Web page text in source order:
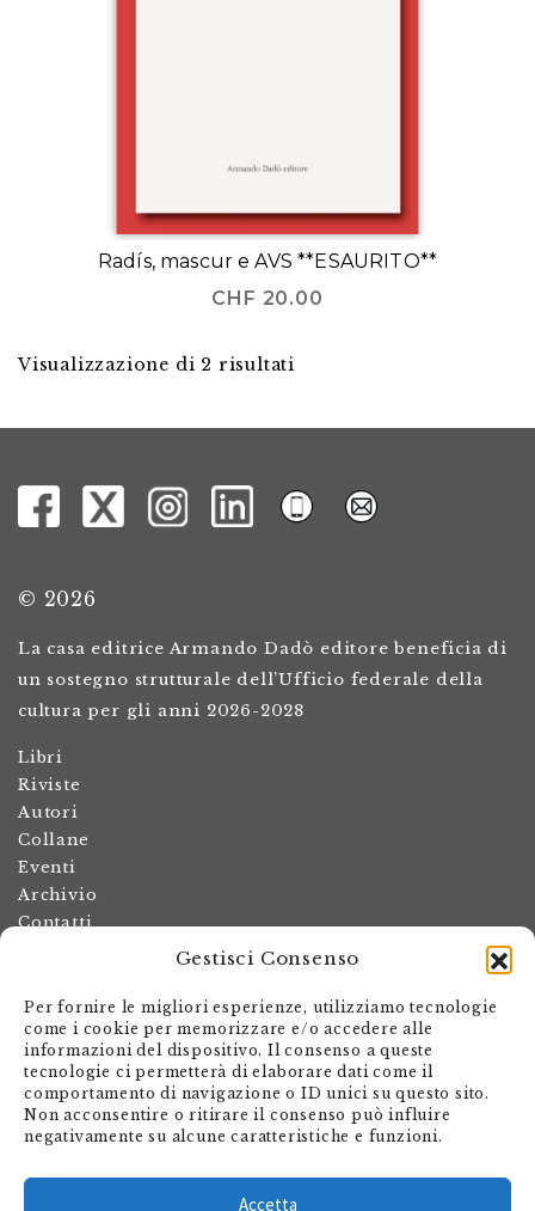
Gestisci Consenso
Per fornire le migliori esperienze, utilizziamo tecnologie
come i cookie per memorizzare e/o accedere alle
informazioni del dispositivo. Il consenso a queste
tecnologie ci permetterà di elaborare dati come il
comportamento di navigazione o ID unici su questo sito.
Non acconsentire o ritirare il consenso può influire
negativamente su alcune caratteristiche e funzioni.
Accetta
Radís, mascur e AVS **ESAURITO**
CHF 20.00
Visualizzazione di 2 risultati
© 2026
La casa editrice Armando Dadò editore beneficia di
un sostegno strutturale dell’Ufficio federale della
cultura per gli anni 2026-2028
Libri
Riviste
Autori
Collane
Eventi
Archivio
Contatti
Termini e condizioni
Spese di spedizione
Politica dei resi
Informativa sulla privacy
Il mio account
Carrello
Via Giovanni Antonio Orelli 29